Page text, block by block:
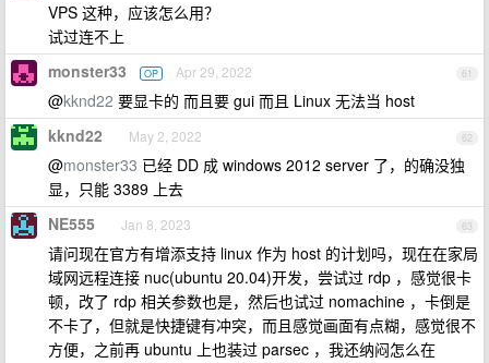
VPS 这种，应该怎么用？
试过连不上
61
monster33 OP Apr 29, 2022
@kknd22 要显卡的 而且要 gui 而且 Linux 无法当 host
62
kknd22 May 2, 2022
@monster33 已经 DD 成 windows 2012 server 了，的确没独
显，只能 3389 上去
63
NE555 Jan 8, 2023
请问现在官方有增添支持 linux 作为 host 的计划吗，现在在家局
域网远程连接 nuc(ubuntu 20.04)开发，尝试过 rdp ，感觉很卡
顿，改了 rdp 相关参数也是，然后也试过 nomachine ，卡倒是
不卡了，但就是快捷键有冲突，而且感觉画面有点糊，感觉很不
方便，之前再 ubuntu 上也装过 parsec ，我还纳闷怎么在